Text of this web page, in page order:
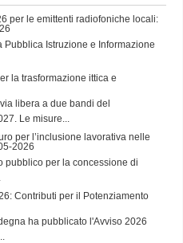
per le emittenti radiofoniche locali:
Istruzione e Informazione
la trasformazione ittica e
libera a due bandi del
Le misure...
per l’inclusione lavorativa nelle
2026
pubblico per la concessione di
Contributi per il Potenziamento
ha pubblicato l'Avviso 2026